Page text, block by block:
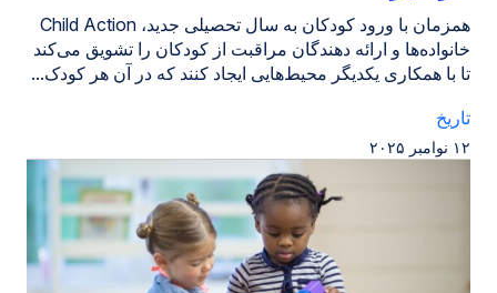
همزمان با ورود کودکان به سال تحصیلی جدید، Child Action
خانواده‌ها و ارائه دهندگان مراقبت از کودکان را تشویق می‌کند
تا با همکاری یکدیگر محیط‌هایی ایجاد کنند که در آن هر کودک...
تاریخ
۱۲ نوامبر ۲۰۲۵